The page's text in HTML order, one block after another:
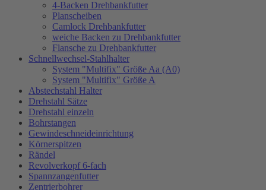
4-Backen Drehbankfutter
Planscheiben
Camlock Drehbankfutter
weiche Backen zu Drehbankfutter
Flansche zu Drehbankfutter
Schnellwechsel-Stahlhalter
System "Multifix" Größe Aa (A0)
System "Multifix" Größe A
Abstechstahl Halter
Drehstahl Sätze
Drehstahl einzeln
Bohrstangen
Gewindeschneideinrichtung
Körnerspitzen
Rändel
Revolverkopf 6-fach
Spannzangenfutter
Zentrierbohrer